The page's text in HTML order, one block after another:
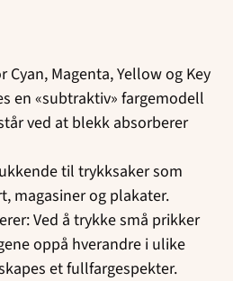
Cyan, Magenta, Yellow og Key
en «subtraktiv» fargemodell
ved at blekk absorberer
til trykksaker som
magasiner og plakater.
Ved å trykke små prikker
oppå hverandre i ulike
et fullfargespekter.